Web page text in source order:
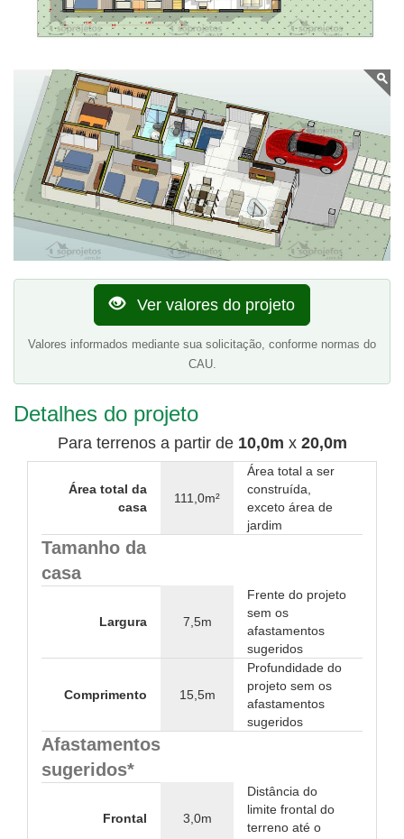
Ver valores do projeto
Valores informados mediante sua solicitação, conforme normas do
CAU.
Detalhes do projeto
Para terrenos a partir de 10,0m x 20,0m
Área total da
casa
111,0m²
Área total a ser
construída,
exceto área de
jardim
Tamanho da
casa
Largura 7,5m
Frente do projeto
sem os
afastamentos
sugeridos
Comprimento 15,5m
Profundidade do
projeto sem os
afastamentos
sugeridos
Afastamentos
sugeridos*
Frontal 3,0m
Distância do
limite frontal do
terreno até o